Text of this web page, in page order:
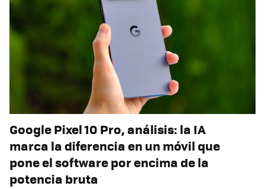
Google Pixel 10 Pro, análisis: la IA
marca la diferencia en un móvil que
pone el software por encima de la
potencia bruta